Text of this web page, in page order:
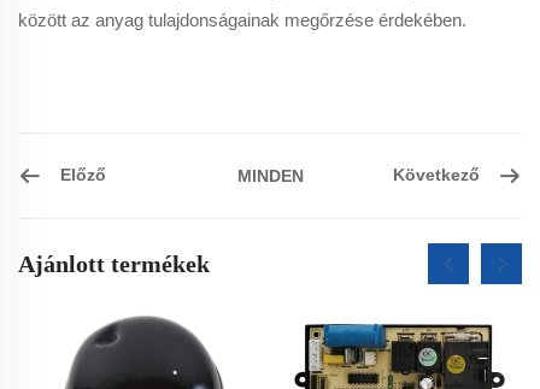
között az anyag tulajdonságainak megőrzése érdekében.
Előző MINDEN Következő
Ajánlott termékek